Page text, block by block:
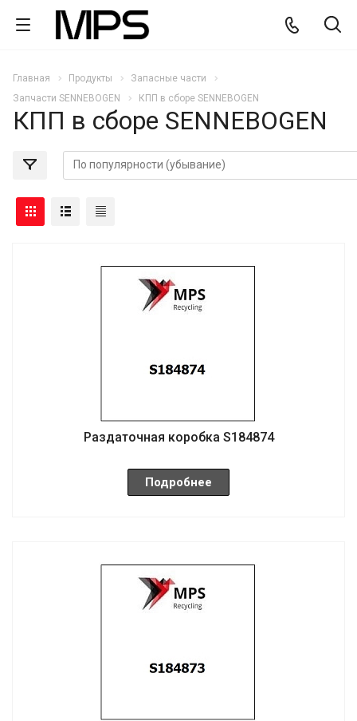
Главная Продукты
Запасные части
Запчасти SENNEBOGEN
КПП в сборе SENNEBOGEN
КПП в сборе SENNEBOGEN
Раздаточная коробка S184874
Подробнее